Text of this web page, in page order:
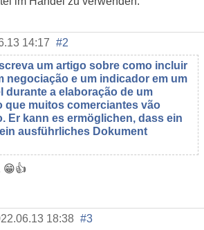
14:17 #2
um artigo sobre como incluir
negociação e um indicador em um
durante a elaboração de um
que muitos comerciantes vão
Er kann es ermöglichen, dass ein
ausführliches Dokument
😁👍
18:38 #3